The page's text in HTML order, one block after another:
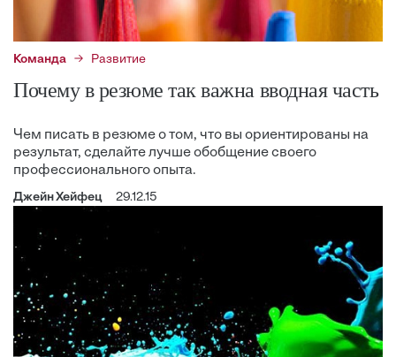
Команда Развитие
Почему в резюме так важна вводная часть
Чем писать в резюме о том, что вы ориентированы на
результат, сделайте лучше обобщение своего
профессионального опыта.
Джейн Хейфец 29.12.15